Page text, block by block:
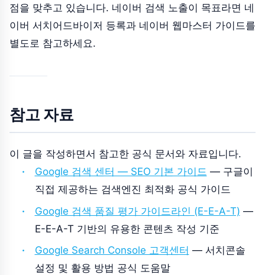
점을 맞추고 있습니다. 네이버 검색 노출이 목표라면 네
이버 서치어드바이저 등록과 네이버 웹마스터 가이드를
별도로 참고하세요.
참고 자료
이 글을 작성하면서 참고한 공식 문서와 자료입니다.
Google 검색 센터 — SEO 기본 가이드 — 구글이
직접 제공하는 검색엔진 최적화 공식 가이드
Google 검색 품질 평가 가이드라인 (E-E-A-T) —
E-E-A-T 기반의 유용한 콘텐츠 작성 기준
Google Search Console 고객센터 — 서치콘솔
설정 및 활용 방법 공식 도움말